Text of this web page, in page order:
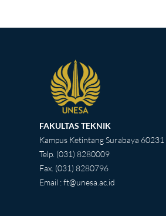
FAKULTAS TEKNIK
Kampus Ketintang Surabaya 60231
Telp. (031) 8280009
Fax. (031) 8280796
Email : ft@unesa.ac.id